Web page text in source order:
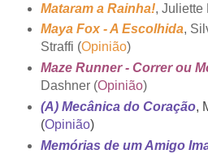
Mataram a Rainha!, Juliette
Maya Fox - A Escolhida,
Straffi (Opinião)
Maze Runner - Correr ou
Dashner (Opinião)
(A) Mecânica do Coração,
(Opinião)
Memórias de um Amigo